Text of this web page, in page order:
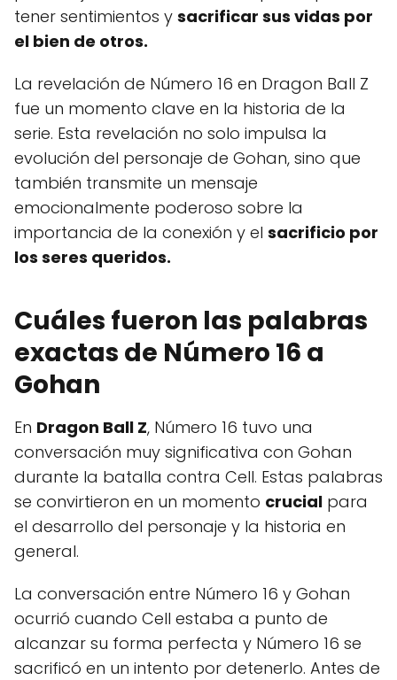
tener sentimientos y sacrificar sus vidas por
el bien de otros.
La revelación de Número 16 en Dragon Ball Z
fue un momento clave en la historia de la
serie. Esta revelación no solo impulsa la
evolución del personaje de Gohan, sino que
también transmite un mensaje
emocionalmente poderoso sobre la
importancia de la conexión y el sacrificio por
los seres queridos.
Cuáles fueron las palabras
exactas de Número 16 a
Gohan
En Dragon Ball Z, Número 16 tuvo una
conversación muy significativa con Gohan
durante la batalla contra Cell. Estas palabras
se convirtieron en un momento crucial para
el desarrollo del personaje y la historia en
general.
La conversación entre Número 16 y Gohan
ocurrió cuando Cell estaba a punto de
alcanzar su forma perfecta y Número 16 se
sacrificó en un intento por detenerlo. Antes de